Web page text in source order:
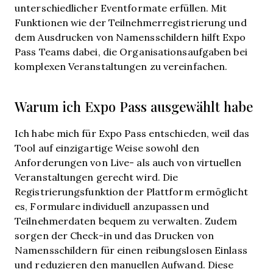
unterschiedlicher Eventformate erfüllen. Mit
Funktionen wie der Teilnehmerregistrierung und
dem Ausdrucken von Namensschildern hilft Expo
Pass Teams dabei, die Organisationsaufgaben bei
komplexen Veranstaltungen zu vereinfachen.
Warum ich Expo Pass ausgewählt habe
Ich habe mich für Expo Pass entschieden, weil das
Tool auf einzigartige Weise sowohl den
Anforderungen von Live- als auch von virtuellen
Veranstaltungen gerecht wird. Die
Registrierungsfunktion der Plattform ermöglicht
es, Formulare individuell anzupassen und
Teilnehmerdaten bequem zu verwalten. Zudem
sorgen der Check-in und das Drucken von
Namensschildern für einen reibungslosen Einlass
und reduzieren den manuellen Aufwand. Diese